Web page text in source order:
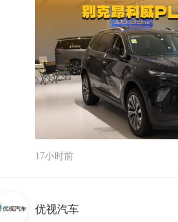
17小时前
优视汽车